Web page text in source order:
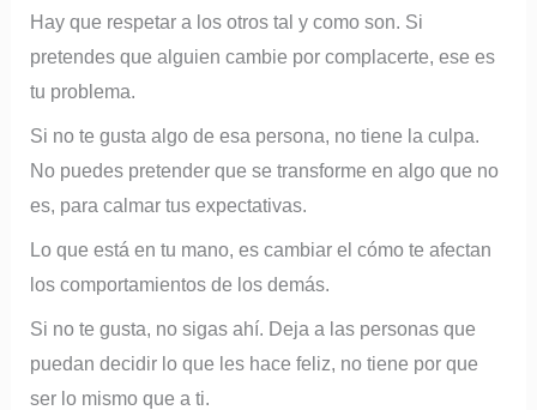
Hay que respetar a los otros tal y como son. Si
pretendes que alguien cambie por complacerte, ese es
tu problema.
Si no te gusta algo de esa persona, no tiene la culpa.
No puedes pretender que se transforme en algo que no
es, para calmar tus expectativas.
Lo que está en tu mano, es cambiar el cómo te afectan
los comportamientos de los demás.
Si no te gusta, no sigas ahí. Deja a las personas que
puedan decidir lo que les hace feliz, no tiene por que
ser lo mismo que a ti.
r
ó
n
i
c
o